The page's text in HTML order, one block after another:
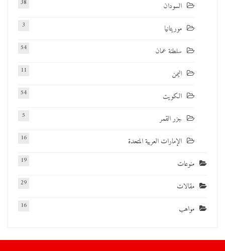
السودان 38
موريتانيا 3
سلطنة عمان 54
اليمن 11
الكويت 54
جزر القمر 5
الإمارات العربية المتحدة 16
منوعات 19
مقالات 29
مواهب 16